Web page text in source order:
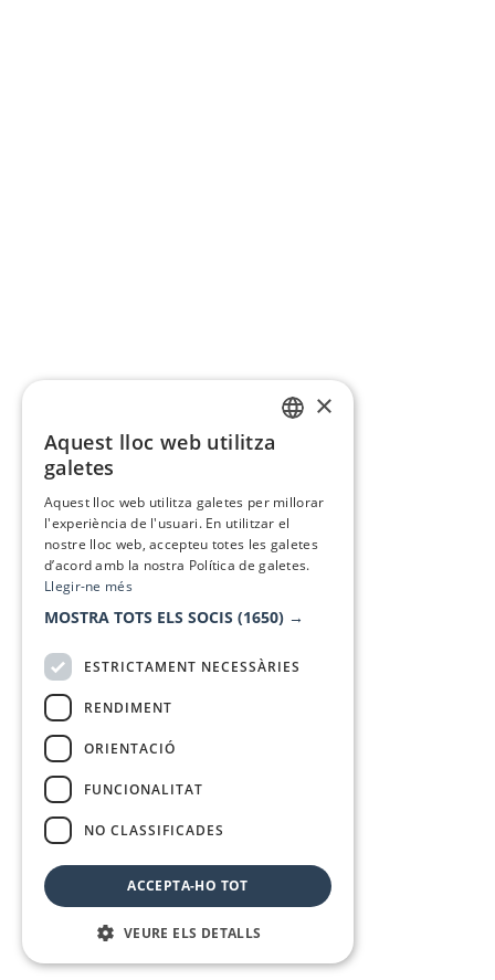
×
Aquest lloc web utilitza
galetes
Aquest lloc web utilitza galetes per millorar
l'experiència de l'usuari. En utilitzar el
nostre lloc web, accepteu totes les galetes
d’acord amb la nostra Política de galetes.
Llegir-ne més
MOSTRA TOTS ELS SOCIS (1650) →
ESTRICTAMENT NECESSÀRIES
RENDIMENT
ORIENTACIÓ
FUNCIONALITAT
NO CLASSIFICADES
ACCEPTA-HO TOT
VEURE ELS DETALLS